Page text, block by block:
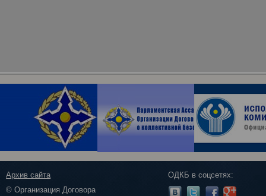
Архив сайта
© Организация Договора
ОДКБ в соцсетях: